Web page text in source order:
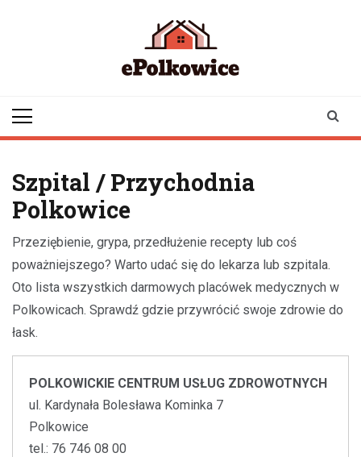
Szpital / Przychodnia
Polkowice
Przeziębienie, grypa, przedłużenie recepty lub coś
poważniejszego? Warto udać się do lekarza lub szpitala.
Oto lista wszystkich darmowych placówek medycznych w
Polkowicach. Sprawdź gdzie przywrócić swoje zdrowie do
łask.
POLKOWICKIE CENTRUM USŁUG ZDROWOTNYCH
ul. Kardynała Bolesława Kominka 7
Polkowice
tel.: 76 746 08 00